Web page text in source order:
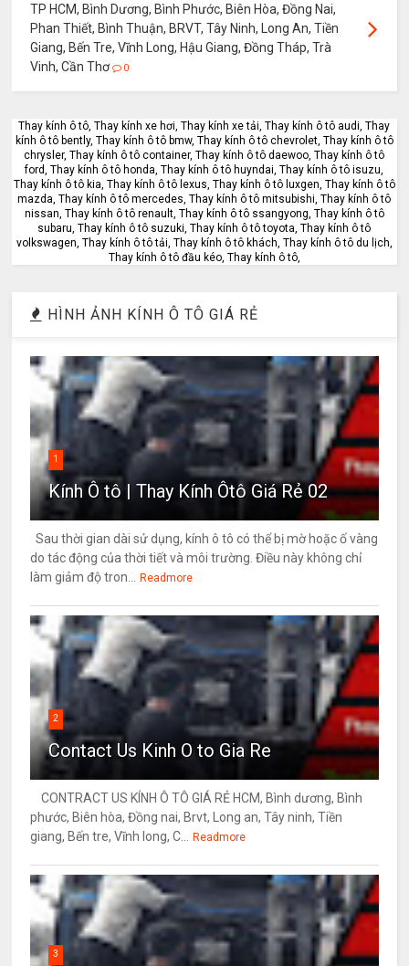
TP HCM, Bình Dương, Bình Phước, Biên Hòa, Đồng Nai,
Phan Thiết, Bình Thuận, BRVT, Tây Ninh, Long An, Tiền
Giang, Bến Tre, Vĩnh Long, Hậu Giang, Đồng Tháp, Trà
Vinh, Cần Thơ
0
Thay kính ô tô, Thay kính xe hơi, Thay kính xe tải, Thay kính ô tô audi, Thay
kính ô tô bently, Thay kính ô tô bmw, Thay kính ô tô chevrolet, Thay kính ô tô
chrysler, Thay kính ô tô container, Thay kính ô tô daewoo, Thay kính ô tô
ford, Thay kính ô tô honda, Thay kính ô tô huyndai, Thay kính ô tô isuzu,
Thay kính ô tô kia, Thay kính ô tô lexus, Thay kính ô tô luxgen, Thay kính ô tô
mazda, Thay kính ô tô mercedes, Thay kính ô tô mitsubishi, Thay kính ô tô
nissan, Thay kính ô tô renault, Thay kính ô tô ssangyong, Thay kính ô tô
subaru, Thay kính ô tô suzuki, Thay kính ô tô toyota, Thay kính ô tô
volkswagen, Thay kính ô tô tải, Thay kính ô tô khách, Thay kính ô tô du lịch,
Thay kính ô tô đầu kéo, Thay kính ô tô,
HÌNH ẢNH KÍNH Ô TÔ GIÁ RẺ
1
Kính Ô tô | Thay Kính Ôtô Giá Rẻ 02
Sau thời gian dài sử dụng, kính ô tô có thể bị mờ hoặc ố vàng
do tác động của thời tiết và môi trường. Điều này không chỉ
làm giảm độ tron...
Readmore
2
Contact Us Kinh O to Gia Re
CONTRACT US KÍNH Ô TÔ GIÁ RẺ HCM, Bình dương, Bình
phước, Biên hòa, Đồng nai, Brvt, Long an, Tây ninh, Tiền
giang, Bến tre, Vĩnh long, C...
Readmore
3